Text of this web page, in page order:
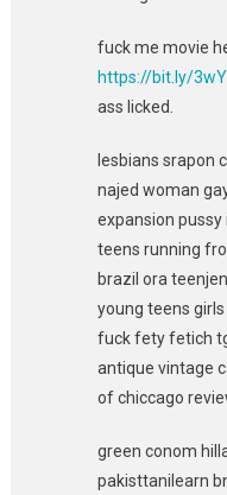
fuck me movie
https://bit.ly/
ass licked.
lesbians srapon
najed woman
expansion pussy
teens running
brazil ora
young teens girls
fuck fety fetich
antique vintage
of chiccago
green conom
pakisttanilearn